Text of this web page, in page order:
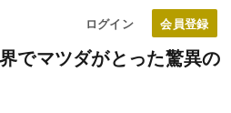
ログイン
でマツダがとった驚異の